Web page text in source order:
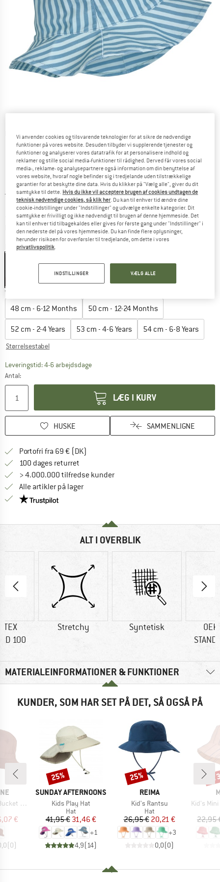
Detaljevisning
Original pris :
27,95€
Pris:
18,17€ inkl. moms.
KR135,83
plus ForsendelsesomkostningerOplysninger om
Farve:Blue
Vælg en størrelse:
48 cm - 6-12 Months 50 cm - 12-24 Months
52 cm - 2-4 Years 53 cm - 4-6 Years 54 cm - 6-8 Years
Størrelsestabel
Leveringstid: 4-6 arbejdsdageLinket åbnes i en infoboks og indeholder
Antal:
LÆG I KURV
HUSKE SAMMENLIGNE
Portofri fra 69 € (DK)
100 dages returret
> 4.000.000 tilfredse kunder
Alle artikler på lager
Vi er Trustpilot-certificeret - oplysningerne får du
ALT I OVERBLIK
TEX
100
Stretchy Syntetisk
MATERIALEINFORMATIONER & FUNKTIONER
KUNDER, SOM HAR SET PÅ DET, SÅ OGSÅ PÅ
Solid
pris
€
(0)
MÆRKE
SUNDAY AFTERNOONS
Artikel
Kids Play Hat
Produktgruppe
Hat
Pris
41,95 €Nedsat pris
31,46 €
+1
4,9( 14)
Rabat
25%
MÆRKE
REIMA
Artikel
Kid's Rantsu
Produktgruppe
Hat
Pris
26,95 €Nedsat pris
20,21 €
+3
0,0(0)
Rabat
25%
Artikel
Kid's Mini Hut
22,95
Vi anvender cookies og tilsvarende teknologier for at sikre de nødvendige
funktioner på vores website. Desuden tilbyder vi supplerende tjenester og
funktioner og analyserer vores datatrafik for at personalisere indhold og
reklamer og stille social media-funktioner til rådighed. Derved får vores social
media-, reklame- og analysepartnere også information om din benyttelse af
vores website, hvoraf nogle befinder sig i tredjelande uden tilstrækkelige
garantier for at beskytte dine data. Hvis du klikker på "Vælg alle", giver du dit
samtykke til dette. Hvis du ikke vil acceptere brugen af cookies undtagen de
teknisk nødvendige cookies, så klik her. Du kan til enhver tid ændre dine
cookie-indstillinger under "Indstillinger" og udvælge enkelte kategorier. Dit
samtykke er frivilligt og ikke nødvendigt til brugen af denne hjemmeside. Det
kan til enhver tid tilbagekaldes eller gives for første gang under "Indstillinger" i
den nederste del på vores hjemmeside. Du kan finde flere oplysninger,
herunder risikoen for overførsler til tredjelande, om dette i vores
privatlivspolitik.
INDSTILLINGER VÆLG ALLE